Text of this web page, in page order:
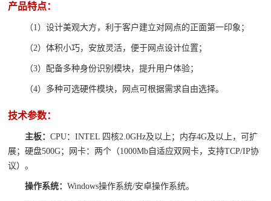
产品特点：
（1）设计美观大方，利于客户建立对网点的正面第一印象；
（2）体积小巧，安放灵活，便于网点设计位置；
（3）配备多种身份识别模块，提升用户体验；
（4）多种可选硬件模块，网点可根据需求自由选择。
技术参数：
主板：CPU：INTEL 四核2.0GHz及以上； 内存4G及以上，可扩
展；硬盘500G；
网卡：两个（1000Mb自适应双网卡，支持TCP/IP协
议）。
操作系统：Windows操作系统/安卓操作系统。